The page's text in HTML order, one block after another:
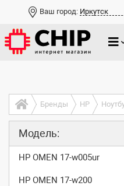
Ваш город: Иркутск
Бренды HP
Модель:
HP OMEN 17-w005ur
HP OMEN 17-w200